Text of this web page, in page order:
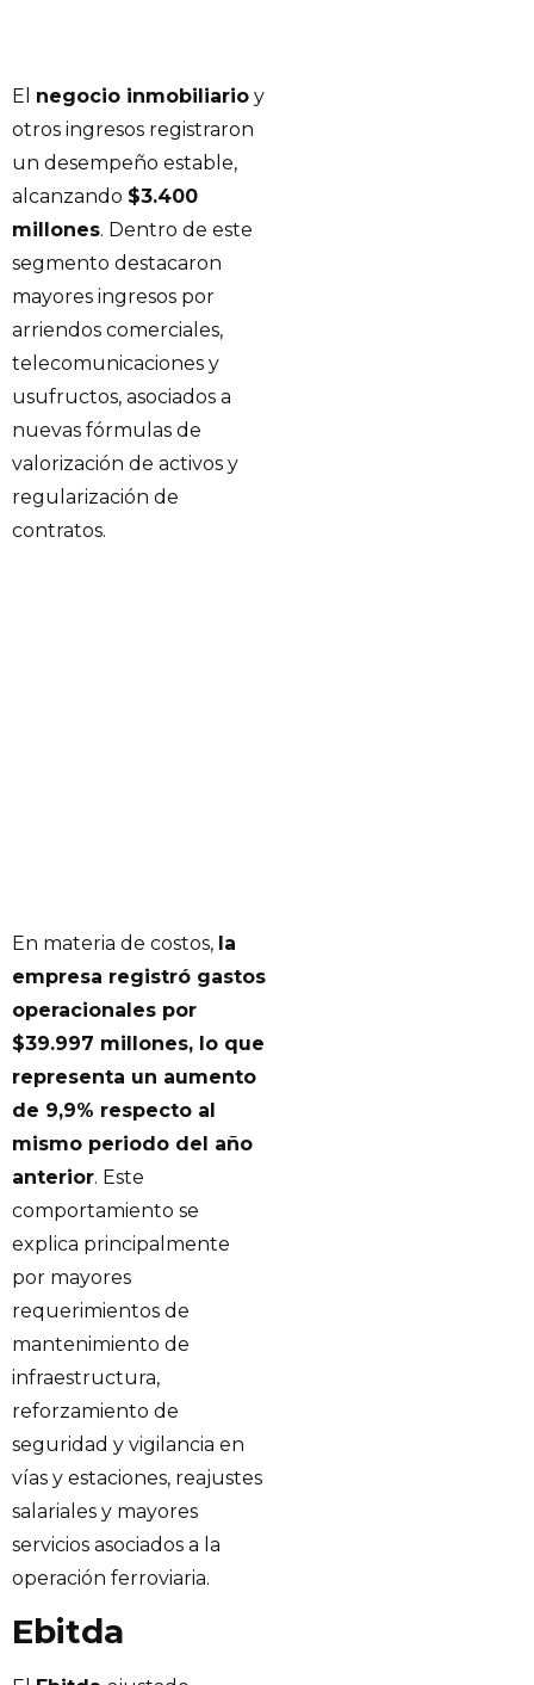
El negocio inmobiliario y
otros ingresos registraron
un desempeño estable,
alcanzando $3.400
millones. Dentro de este
segmento destacaron
mayores ingresos por
arriendos comerciales,
telecomunicaciones y
usufructos, asociados a
nuevas fórmulas de
valorización de activos y
regularización de
contratos.
En materia de costos, la
empresa registró gastos
operacionales por
$39.997 millones, lo que
representa un aumento
de 9,9% respecto al
mismo periodo del año
anterior. Este
comportamiento se
explica principalmente
por mayores
requerimientos de
mantenimiento de
infraestructura,
reforzamiento de
seguridad y vigilancia en
vías y estaciones, reajustes
salariales y mayores
servicios asociados a la
operación ferroviaria.
Ebitda